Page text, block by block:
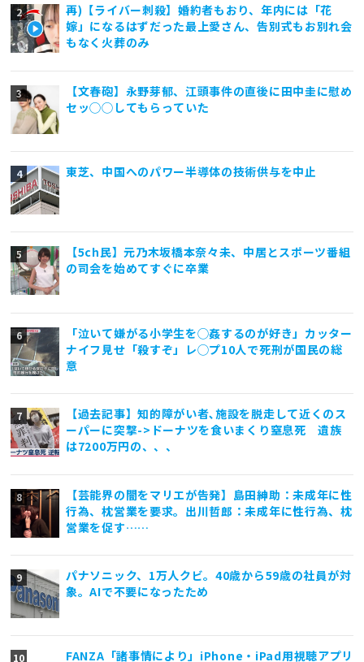
再)【ライバー刺殺】婚約者もおり、年内には「花
嫁」になるはずだった最上愛さん、告別式もお別れ会
もなく火葬のみ
【文春砲】永野芽郁、江頭事件の直後に田中圭に慰め
セッ◯◯してもらっていた
東芝、中国へのパワー半導体の技術供与を中止
【5ch民】元乃木坂橋本奈々未、中居とスポーツ番組
の司会を始めてすぐに卒業
「泣いて嫌がる小学生を◯姦するのが好き」カッター
ナイフ見せ「殺すぞ」レ◯プ10人で死刑が国民の総
意
【過去記事】知的障がい者､施設を脱走して近くのス
ーパーに突撃->ドーナツを食いまくり窒息死 遺族
は7200万円の、、、
【芸能界の闇をマリエが告発】島田紳助：未成年に性
行為、枕営業を要求。出川哲郎：未成年に性行為、枕
営業を促す……
パナソニック、1万人クビ。40歳から59歳の社員が対
象。AIで不要になったため
FANZA「諸事情により」iPhone・iPad用視聴アプリ